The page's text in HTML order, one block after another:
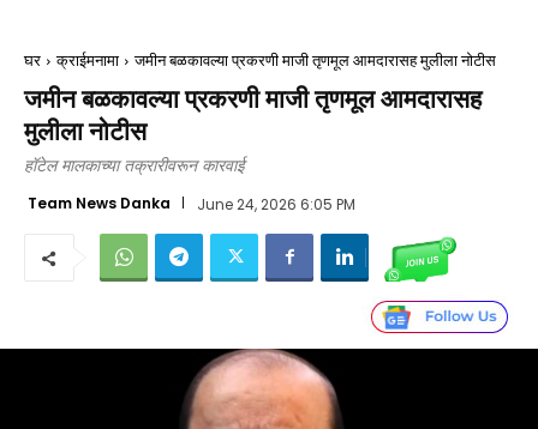
घर क्राईमनामा जमीन बळकावल्या प्रकरणी माजी तृणमूल आमदारासह मुलीला नोटीस
जमीन बळकावल्या प्रकरणी माजी तृणमूल आमदारासह
मुलीला नोटीस
हॉटेल मालकाच्या तक्रारीवरून कारवाई
Team News Danka June 24, 2026 6:05 PM